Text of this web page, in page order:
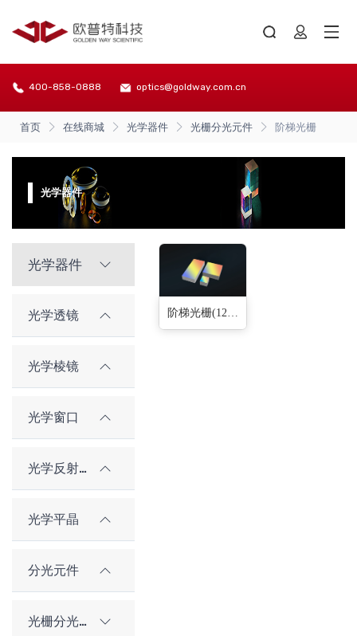
400-858-0888 optics@goldway.com.cn
首页 在线商城 光学器件 光栅分光元件 阶梯光栅
光学器件
光学器件
光学透镜
光学棱镜
光学窗口
光学反射镜
光学平晶
分光元件
光栅分光元件